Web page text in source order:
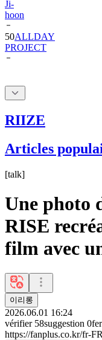
50ALLDAY
PROJECT
RIIZE
Articles
[talk]
Une photo
RISE
film avec
이리롱
2026.06.01 16:24
vérifier 58suggestion 0
https://fanplus.co.kr/fr-